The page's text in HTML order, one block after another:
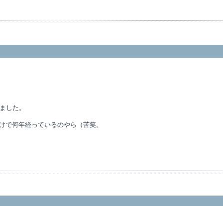
した。
何年経っているのやら（苦笑。